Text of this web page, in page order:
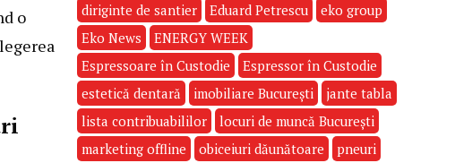
o
diriginte de santier
Eduard Petrescu
eko group
Eko News
ENERGY WEEK
Espressoare în Custodie
Espressor în Custodie
estetică dentară
imobiliare București
jante tabla
lista contribuabililor
locuri de muncă București
marketing offline
obiceiuri dăunătoare
pneuri